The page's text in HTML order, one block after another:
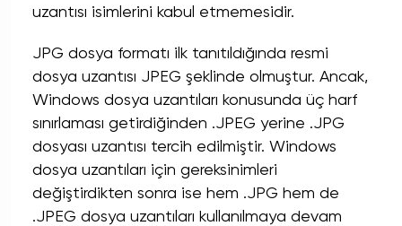
uzantısı isimlerini kabul etmemesidir.
JPG dosya formatı ilk tanıtıldığında resmi
dosya uzantısı JPEG şeklinde olmuştur. Ancak,
Windows dosya uzantıları konusunda üç harf
sınırlaması getirdiğinden .JPEG yerine .JPG
dosyası uzantısı tercih edilmiştir. Windows
dosya uzantıları için gereksinimleri
değiştirdikten sonra ise hem .JPG hem de
.JPEG dosya uzantıları kullanılmaya devam